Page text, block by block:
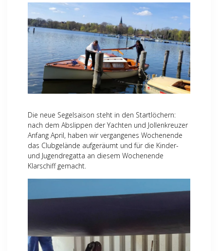
Die neue Segelsaison steht in den Startlöchern:
nach dem Abslippen der Yachten und Jollenkreuzer
Anfang April, haben wir vergangenes Wochenende
das Clubgelände aufgeräumt und für die Kinder-
und Jugendregatta an diesem Wochenende
Klarschiff gemacht.